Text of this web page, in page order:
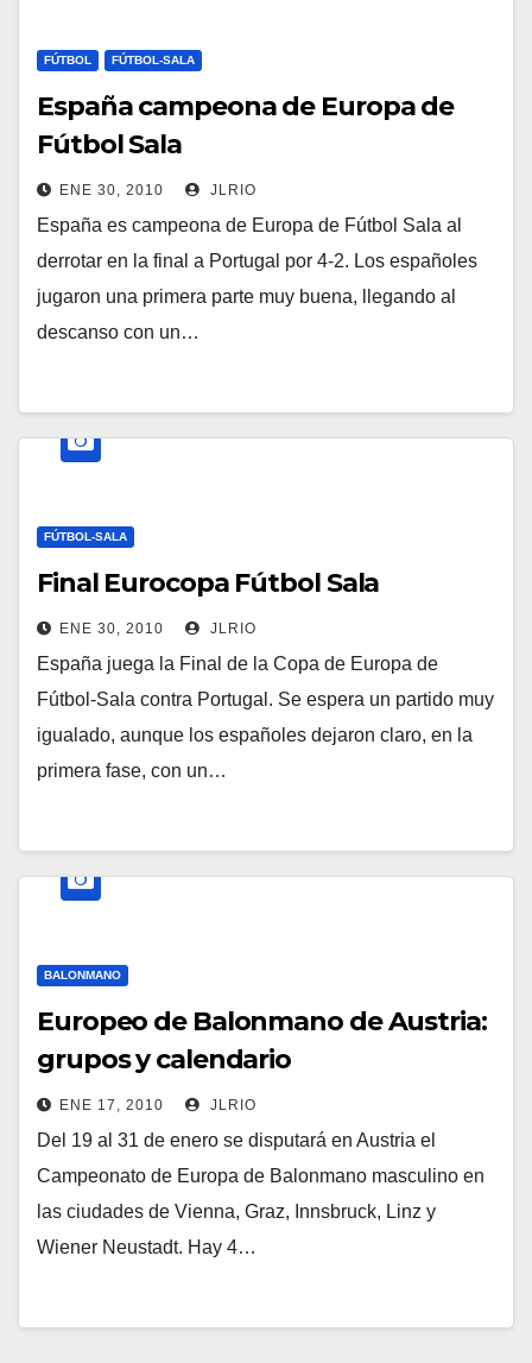
FÚTBOL FÚTBOL-SALA
España campeona de Europa de
Fútbol Sala
ENE 30, 2010 JLRIO
España es campeona de Europa de Fútbol Sala al
derrotar en la final a Portugal por 4-2. Los españoles
jugaron una primera parte muy buena, llegando al
descanso con un…
FÚTBOL-SALA
Final Eurocopa Fútbol Sala
ENE 30, 2010 JLRIO
España juega la Final de la Copa de Europa de
Fútbol-Sala contra Portugal. Se espera un partido muy
igualado, aunque los españoles dejaron claro, en la
primera fase, con un…
BALONMANO
Europeo de Balonmano de Austria:
grupos y calendario
ENE 17, 2010 JLRIO
Del 19 al 31 de enero se disputará en Austria el
Campeonato de Europa de Balonmano masculino en
las ciudades de Vienna, Graz, Innsbruck, Linz y
Wiener Neustadt. Hay 4…